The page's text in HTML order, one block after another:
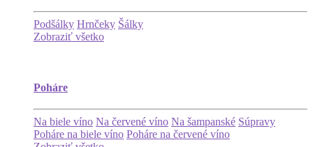
Podšálky Hrnčeky Šálky
Zobraziť všetko
Poháre
Na biele víno Na červené víno Na šampanské Súpravy
Poháre na biele víno Poháre na červené víno